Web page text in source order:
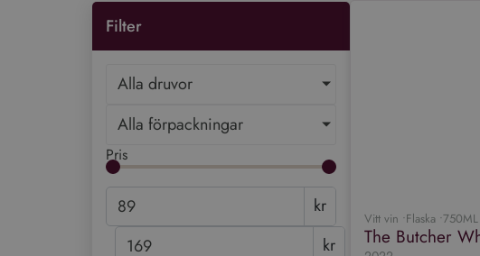
Filter
Alla druvor
Alla förpackningar
Pris
kr
kr
Vitt vin •Flaska •750ML
The Butcher